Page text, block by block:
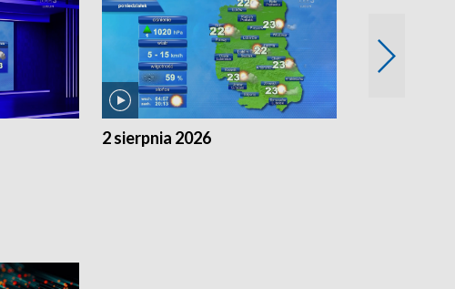
2 sierpnia 2026